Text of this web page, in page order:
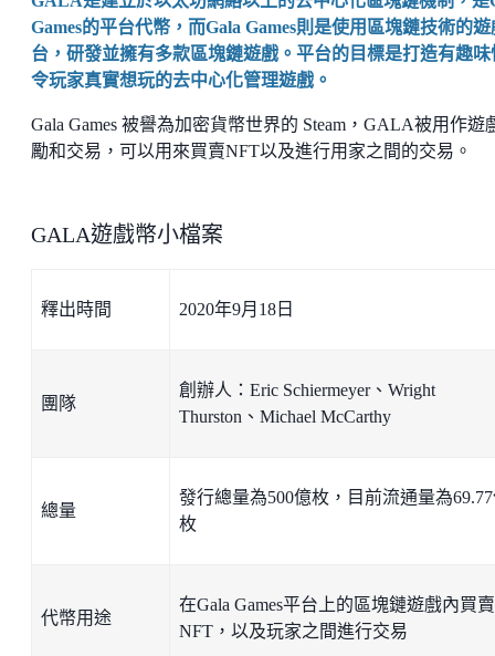
Games的平台代幣，而Gala Games則是使用區塊鏈技術的
台，研發並擁有多款區塊鏈遊戲。平台的目標是打造有趣味
令玩家真實想玩的去中心化管理遊戲。
Gala Games 被譽為加密貨幣世界的 Steam，GALA被用作遊
勵和交易，可以用來買賣NFT以及進行用家之間的交易。
GALA遊戲幣小檔案
釋出時間 2020年9月18日
團隊
創辦人：Eric Schiermeyer、Wright
Thurston、Michael McCarthy
總量
發行總量為500億枚，目前流通量為
枚
代幣用途
在Gala Games平台上的區塊鏈遊戲內買賣
NFT，以及玩家之間進行交易